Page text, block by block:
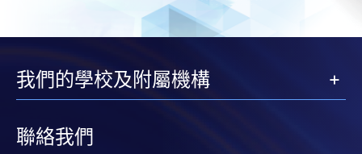
申請學歷頒授及專業課程可能需要其他資料，報名
往報名中心或以郵遞方式遞交。
報讀同一學歷頒授課程內其他單元
我們的學校及附屬機構
聯絡我們